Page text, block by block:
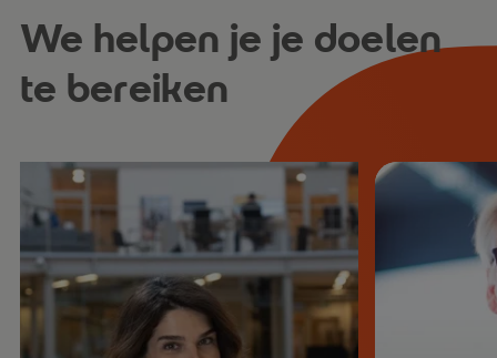
We helpen je je doelen
te bereiken